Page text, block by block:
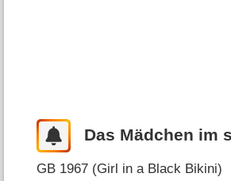
Das Mädchen im
GB 1967 (Girl in a Black Bikini)